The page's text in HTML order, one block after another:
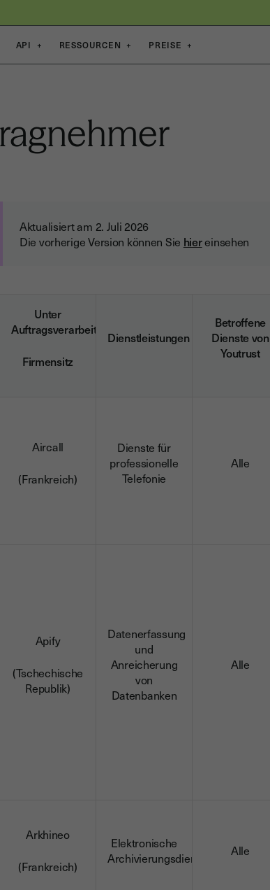
API + RESSOURCEN + PREISE +
Aktualisiert am 2. Juli 2026
Die vorherige Version können Sie hiereinsehen
Unter
Auftragsverarbeiter
Firmensitz
Dienstleistungen
Betroffene
Dienste von
Youtrust
Aircall
(Frankreich)
Dienste für
professionelle
Telefonie
Alle
Apify
(Tschechische
Republik)
Datenerfassung
und
Anreicherung
von
Datenbanken
Alle
Arkhineo
(Frankreich)
Elektronische
Archivierungsdienste
Alle